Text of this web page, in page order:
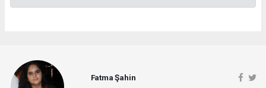
Fatma Şahin